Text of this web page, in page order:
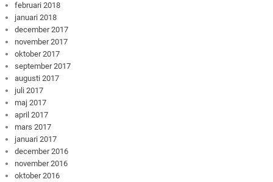
februari 2018
januari 2018
december 2017
november 2017
oktober 2017
september 2017
augusti 2017
juli 2017
maj 2017
april 2017
mars 2017
januari 2017
december 2016
november 2016
oktober 2016